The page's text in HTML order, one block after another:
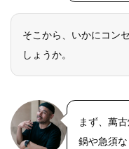
そこから、いかにコン
しょうか。
まず、萬
鍋や急須